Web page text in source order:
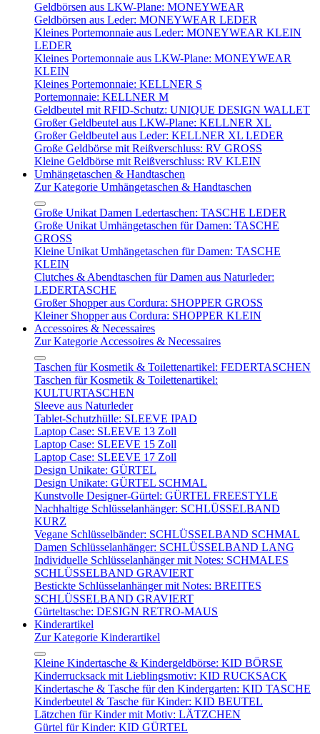
Geldbörsen aus LKW-Plane: MONEYWEAR
Geldbörsen aus Leder: MONEYWEAR LEDER
Kleines Portemonnaie aus Leder: MONEYWEAR KLEIN
LEDER
Kleines Portemonnaie aus LKW-Plane: MONEYWEAR
KLEIN
Kleines Portemonnaie: KELLNER S
Portemonnaie: KELLNER M
Geldbeutel mit RFID-Schutz: UNIQUE DESIGN WALLET
Großer Geldbeutel aus LKW-Plane: KELLNER XL
Großer Geldbeutel aus Leder: KELLNER XL LEDER
Große Geldbörse mit Reißverschluss: RV GROSS
Kleine Geldbörse mit Reißverschluss: RV KLEIN
Umhängetaschen & Handtaschen
Zur Kategorie Umhängetaschen & Handtaschen
Große Unikat Damen Ledertaschen: TASCHE LEDER
Große Unikat Umhängetaschen für Damen: TASCHE
GROSS
Kleine Unikat Umhängetaschen für Damen: TASCHE
KLEIN
Clutches & Abendtaschen für Damen aus Naturleder:
LEDERTASCHE
Großer Shopper aus Cordura: SHOPPER GROSS
Kleiner Shopper aus Cordura: SHOPPER KLEIN
Accessoires & Necessaires
Zur Kategorie Accessoires & Necessaires
Taschen für Kosmetik & Toilettenartikel: FEDERTASCHEN
Taschen für Kosmetik & Toilettenartikel:
KULTURTASCHEN
Sleeve aus Naturleder
Tablet-Schutzhülle: SLEEVE IPAD
Laptop Case: SLEEVE 13 Zoll
Laptop Case: SLEEVE 15 Zoll
Laptop Case: SLEEVE 17 Zoll
Design Unikate: GÜRTEL
Design Unikate: GÜRTEL SCHMAL
Kunstvolle Designer-Gürtel: GÜRTEL FREESTYLE
Nachhaltige Schlüsselanhänger: SCHLÜSSELBAND
KURZ
Vegane Schlüsselbänder: SCHLÜSSELBAND SCHMAL
Damen Schlüsselanhänger: SCHLÜSSELBAND LANG
Individuelle Schlüsselanhänger mit Notes: SCHMALES
SCHLÜSSELBAND GRAVIERT
Bestickte Schlüsselanhänger mit Notes: BREITES
SCHLÜSSELBAND GRAVIERT
Gürteltasche: DESIGN RETRO-MAUS
Kinderartikel
Zur Kategorie Kinderartikel
Kleine Kindertasche & Kindergeldbörse: KID BÖRSE
Kinderrucksack mit Lieblingsmotiv: KID RUCKSACK
Kindertasche & Tasche für den Kindergarten: KID TASCHE
Kinderbeutel & Tasche für Kinder: KID BEUTEL
Lätzchen für Kinder mit Motiv: LÄTZCHEN
Gürtel für Kinder: KID GÜRTEL